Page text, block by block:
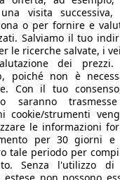
Torna su
auto europeo.
visita successiva,
o per fornire e
Salviamo il tuo
le ricerche salvate, i
dei prezzi.
poiché non è
Con il tuo
saranno
cookie/strumenti
le informazioni
per 30 giorni e
tale periodo per
Senza l'utilizzo
non possono